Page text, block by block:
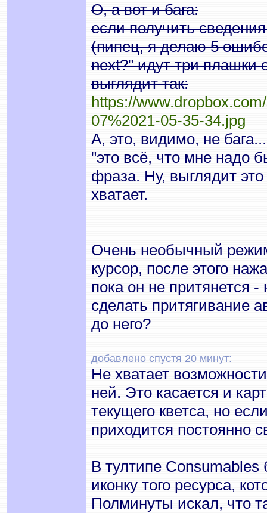
О, а вот и бага:
если получить
(пипец, я делаю 5
next?" идут три плашки
выглядит так:
https://
07%2021-05-35-34.jpg
А, это, видимо, не
"это всё, что мне надо
фраза. Ну, выглядит
хватает.
Очень необычный
курсор, после этого
пока он не притянется
сделать притягивание
до него?
добавлено спустя 20 минут:
Не хватает
ней. Это касается и
текущего кветса, но
приходится постоянно
В тултипе Consumables
иконку того ресурса,
Полминуты искал, что